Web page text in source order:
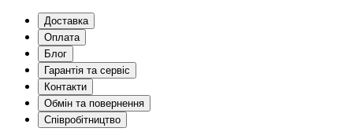
Доставка
Оплата
Блог
Гарантія та сервіс
Контакти
Обмін та повернення
Співробітництво